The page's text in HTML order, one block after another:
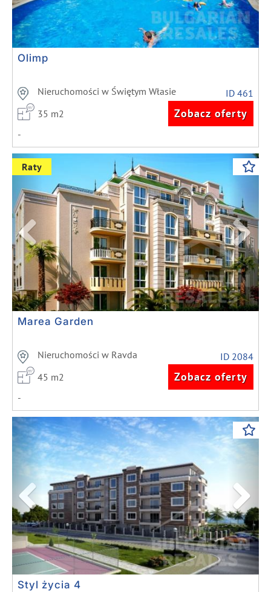
Olimp
Nieruchomości w Świętym Własie
ID 461
35 m2
Zobacz oferty
-
Previous Next
Raty
Marea Garden
Nieruchomości w Ravda
ID 2084
45 m2
Zobacz oferty
-
Previous Next
Styl życia 4